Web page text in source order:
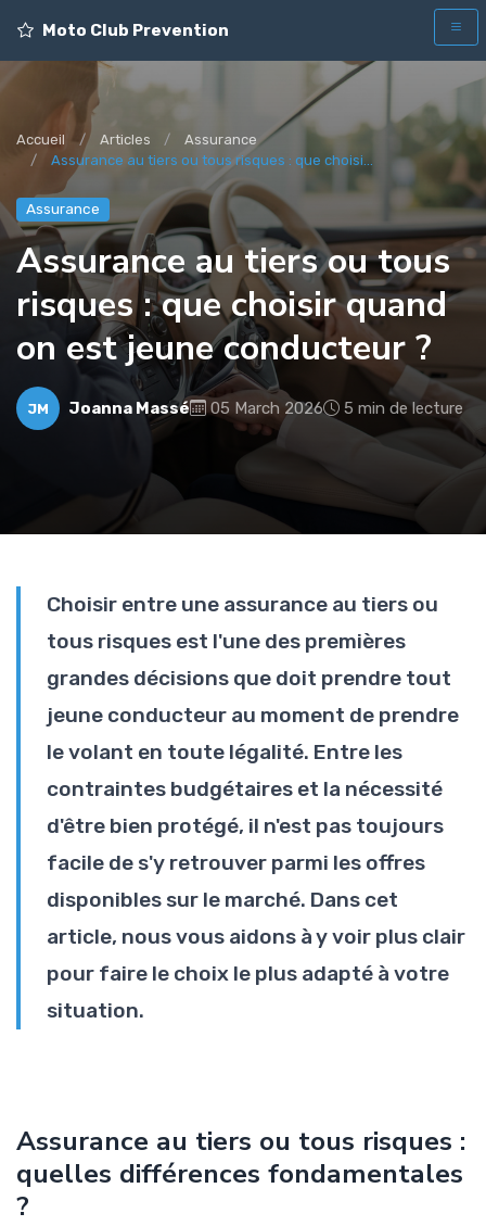
Moto Club Prevention
Accueil Articles
Assurance
Assurance au tiers ou tous risques : que choisi...
Assurance
Assurance au tiers ou tous
risques : que choisir quand
on est jeune conducteur ?
JM Joanna Massé 05 March 2026 5 min de lecture
Choisir entre une assurance au tiers ou
tous risques est l'une des premières
grandes décisions que doit prendre tout
jeune conducteur au moment de prendre
le volant en toute légalité. Entre les
contraintes budgétaires et la nécessité
d'être bien protégé, il n'est pas toujours
facile de s'y retrouver parmi les offres
disponibles sur le marché. Dans cet
article, nous vous aidons à y voir plus clair
pour faire le choix le plus adapté à votre
situation.
Assurance au tiers ou tous risques :
quelles différences fondamentales
?